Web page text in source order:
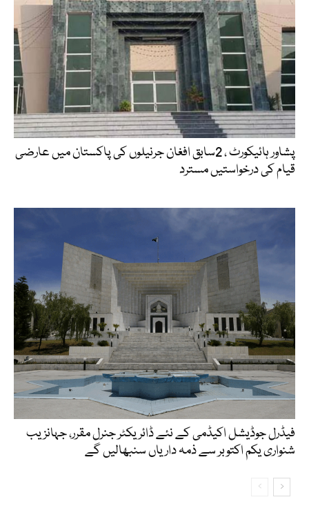
پشاور ہائیکورٹ ، 2سابق افغان جرنیلوں کی پاکستان میں عارضی
قیام کی درخواستیں مسترد
فیڈرل جوڈیشل اکیڈمی کے نئے ڈائریکٹر جنرل مقرر، جہانزیب
شنواری یکم اکتوبر سے ذمہ داریاں سنبھالیں گے